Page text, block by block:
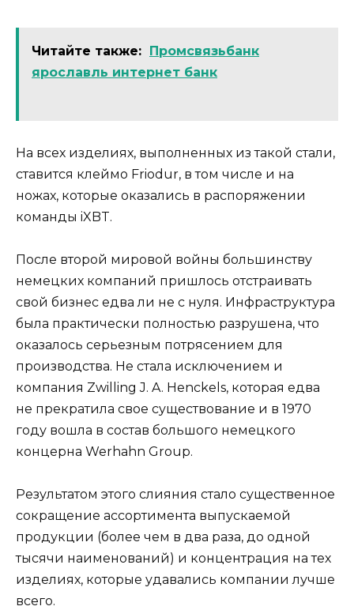
Читайте также: Промсвязьбанк
ярославль интернет банк
На всех изделиях, выполненных из такой стали,
ставится клеймо Friodur, в том числе и на
ножах, которые оказались в распоряжении
команды iXBT.
После второй мировой войны большинству
немецких компаний пришлось отстраивать
свой бизнес едва ли не с нуля. Инфраструктура
была практически полностью разрушена, что
оказалось серьезным потрясением для
производства. Не стала исключением и
компания Zwilling J. A. Henckels, которая едва
не прекратила свое существование и в 1970
году вошла в состав большого немецкого
концерна Werhahn Group.
Результатом этого слияния стало существенное
сокращение ассортимента выпускаемой
продукции (более чем в два раза, до одной
тысячи наименований) и концентрация на тех
изделиях, которые удавались компании лучше
всего.